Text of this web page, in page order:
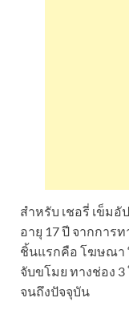
สำหรับ เชอรี่ เข็มอั
อายุ 17 ปี จากการ
ชิ้นแรกคือ โฆษณา
จับขโมย ทางช่อง
จนถึงปัจจุบัน